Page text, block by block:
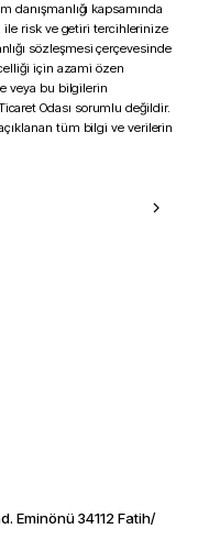
danışmanlığı kapsamında
ile risk ve getiri tercihlerinize
sözleşmesi çerçevesinde
için azami özen
veya bu bilgilerin
Odası sorumlu değildir.
tüm bilgi ve verilerin
Eminönü 34112 Fatih/